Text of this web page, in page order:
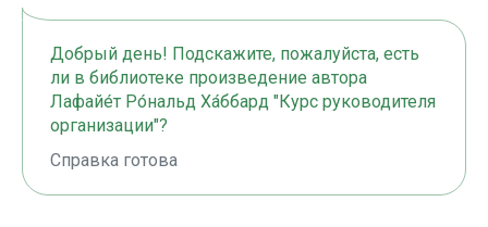
Добрый день! Подскажите, пожалуйста, есть
ли в библиотеке произведение автора
Лафайе́т Ро́нальд Ха́ббард "Курс руководителя
организации"?
Справка готова